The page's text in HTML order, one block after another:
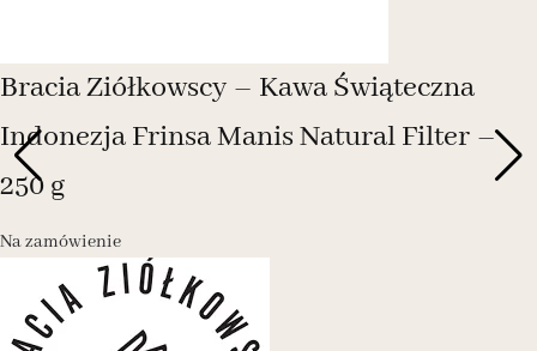
Bracia Ziółkowscy – Kawa Świąteczna
Indonezja Frinsa Manis Natural Filter –
250 g
Na zamówienie